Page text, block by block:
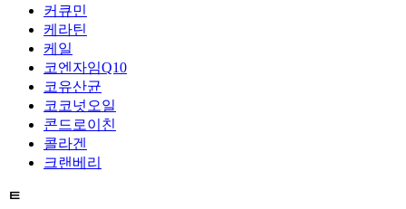
커큐민
케라틴
케일
코엔자임Q10
코유산균
코코넛오일
콘드로이친
콜라겐
크랜베리
ㅌ